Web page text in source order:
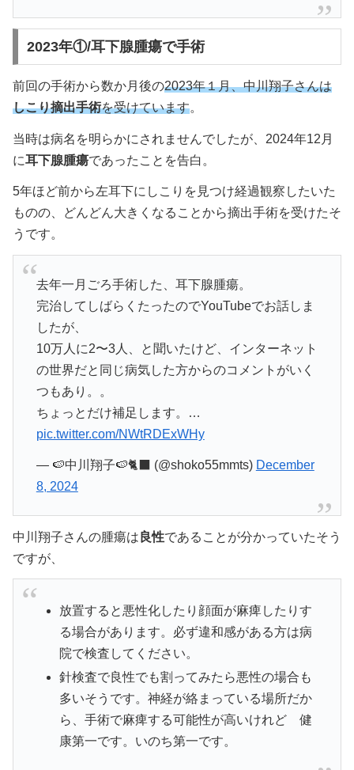
2023年①/耳下腺腫瘍で手術
前回の手術から数か月後の2023年１月、中川翔子さんは
しこり摘出手術を受けています。
当時は病名を明らかにされませんでしたが、2024年12月
に耳下腺腫瘍であったことを告白。
5年ほど前から左耳下にしこりを見つけ経過観察したいた
ものの、どんどん大きくなることから摘出手術を受けたそ
うです。
去年一月ごろ手術した、耳下腺腫瘍。
完治してしばらくたったのでYouTubeでお話しま
したが、
10万人に2〜3人、と聞いたけど、インターネット
の世界だと同じ病気した方からのコメントがいく
つもあり。。
ちょっとだけ補足します。…
pic.twitter.com/NWtRDExWHy
— 🍉中川翔子🍉🐈‍⬛ (@shoko55mmts) December
8, 2024
中川翔子さんの腫瘍は 良性であることが分かっていたそう
ですが、
放置すると悪性化したり顔面が麻痺したりす
る場合があります。必ず違和感がある方は病
院で検査してください。
針検査で良性でも割ってみたら悪性の場合も
多いそうです。神経が絡まっている場所だか
ら、手術で麻痺する可能性が高いけれど 健
康第一です。いのち第一です。